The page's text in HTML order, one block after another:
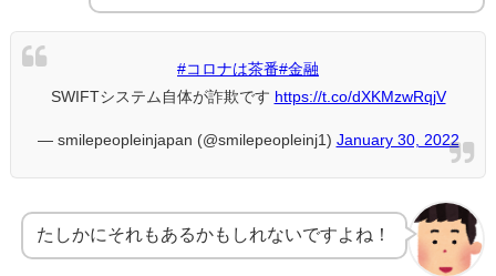
#コロナは茶番#金融
SWIFTシステム自体が詐欺です https://t.co/dXKMzwRqjV
— smilepeopleinjapan (@smilepeopleinj1) January 30, 2022
たしかにそれもあるかもしれないですよね！